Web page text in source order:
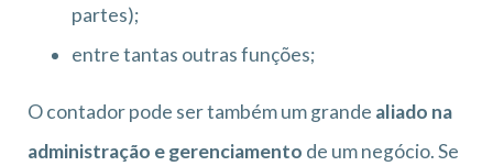
partes);
entre tantas outras funções;
O contador pode ser também um grande aliado na
administração e gerenciamento de um negócio. Se